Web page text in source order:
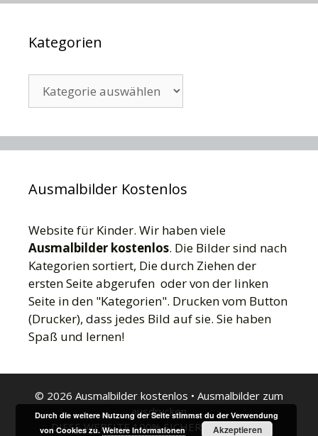
Kategorien
Ausmalbilder Kostenlos
Website für Kinder. Wir haben viele
Ausmalbilder kostenlos. Die Bilder sind nach
Kategorien sortiert, Die durch Ziehen der
ersten Seite abgerufen oder von der linken
Seite in den "Kategorien". Drucken vom Button
(Drucker), dass jedes Bild auf sie. Sie haben
Spaß und lernen!
© 2026 Ausmalbilder kostenlos • Ausmalbilder zum
ausdrucken
DIESE WEBSITE 100% SICHER FÜR KINDER
Durch die weitere Nutzung der Seite stimmst du der Verwendung
von Cookies zu.Weitere Informationen Akzeptieren